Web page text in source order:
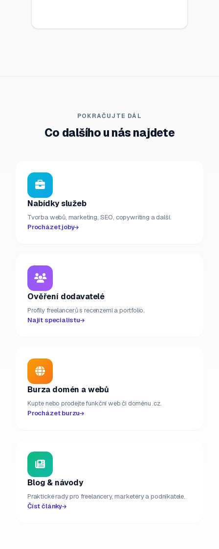
POKRAČUJTE DÁL
Co dalšího u nás najdete
Nabídky služeb
Tvorba webů, marketing, SEO, copywriting a další.
Procházet joby
Ověření dodavatelé
Profily freelancerů s recenzemi a portfolio.
Najít specialistu
Burza domén a webů
Kupte nebo prodejte funkční web či doménu .cz.
Procházet burzu
Blog & návody
Praktické rady pro freelancery, marketéry a podnikatele.
Číst články